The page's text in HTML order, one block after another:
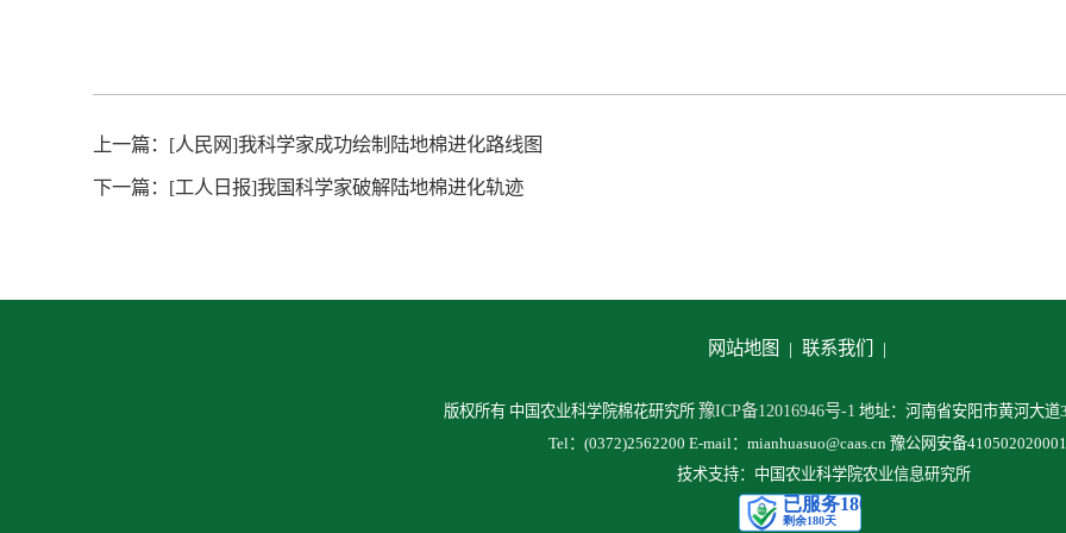
上一篇： [人民网]我科学家成功绘制陆地棉进化路线图
下一篇： [工人日报]我国科学家破解陆地棉进化轨迹
网站地图 | 联系我们 |
版权所有 中国农业科学院棉花研究所 豫ICP备12016946号-1 地址：河南省安阳市黄河大
Tel：(0372)2562200 E-mail：mianhuasuo@caas.cn 豫公网安备
技术支持：中国农业科学院农业信息研究所